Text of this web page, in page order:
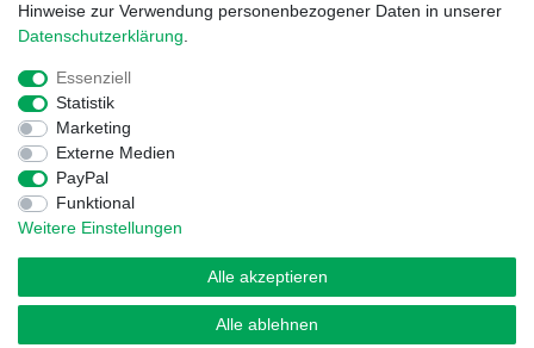
Widerrufs­recht
Hinweise zur Verwendung personenbezogener Daten in unserer
Daten­schutz­erklärung
Essenziell
Statistik
Marketing
Externe Medien
PayPal
Funktional
Weitere Einstellungen
Alle akzeptieren
Alle ablehnen